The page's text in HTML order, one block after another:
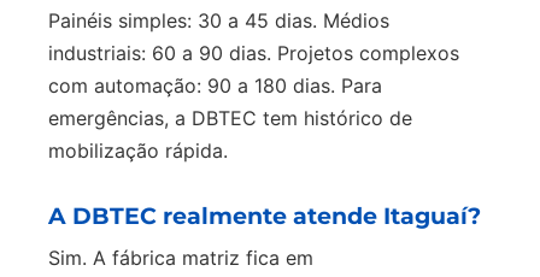
Painéis simples: 30 a 45 dias. Médios
industriais: 60 a 90 dias. Projetos complexos
com automação: 90 a 180 dias. Para
emergências, a DBTEC tem histórico de
mobilização rápida.
A DBTEC realmente atende Itaguaí?
Sim. A fábrica matriz fica em